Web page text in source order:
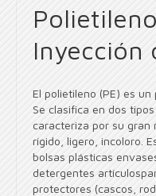
Inyección
El polietileno (PE) es
Se clasifica en dos
caracteriza por su gran
rígido, ligero, incoloro.
bolsas plásticas
detergentes
protectores (cascos,